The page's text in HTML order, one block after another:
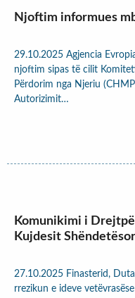
Njoftim informues
29.10.2025 Agjencia
njoftim sipas të cilit
Përdorim nga Njeriu
Autorizimit…
Komunikimi i
Kujdesit
27.10.2025 Finasterid,
rrezikun e ideve